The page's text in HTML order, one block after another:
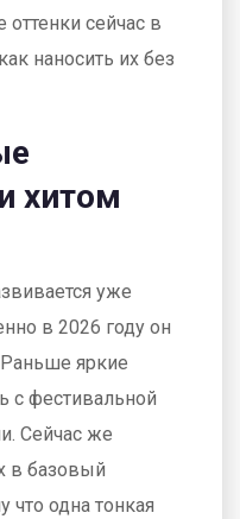
сейчас в
наносить их без
хитом
уже
в 2026 году он
Раньше яркие
с фестивальной
Сейчас же
в базовый
что одна тонкая